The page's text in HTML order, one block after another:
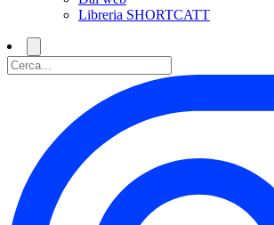
Libreria SHORTCATT